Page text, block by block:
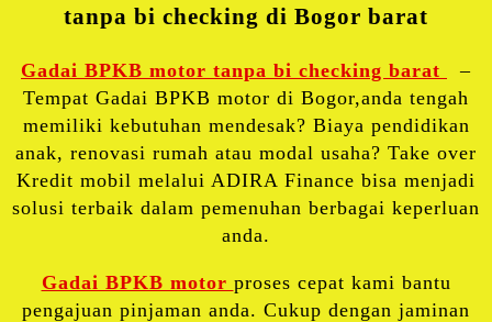
tanpa bi checking di Bogor barat
Gadai BPKB motor tanpa bi checking barat
–
Tempat Gadai BPKB motor di Bogor,anda tengah
memiliki kebutuhan mendesak? Biaya pendidikan
anak, renovasi rumah atau modal usaha? Take over
Kredit mobil melalui ADIRA Finance bisa menjadi
solusi terbaik dalam pemenuhan berbagai keperluan
anda.
Gadai BPKB motor proses cepat kami bantu
pengajuan pinjaman anda. Cukup dengan jaminan